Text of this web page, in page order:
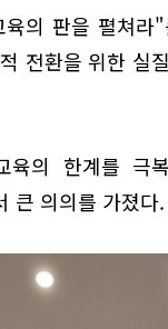
의 판을 펼쳐라
전환을 위한 실
육의 한계를 극
큰 의의를 가졌다.